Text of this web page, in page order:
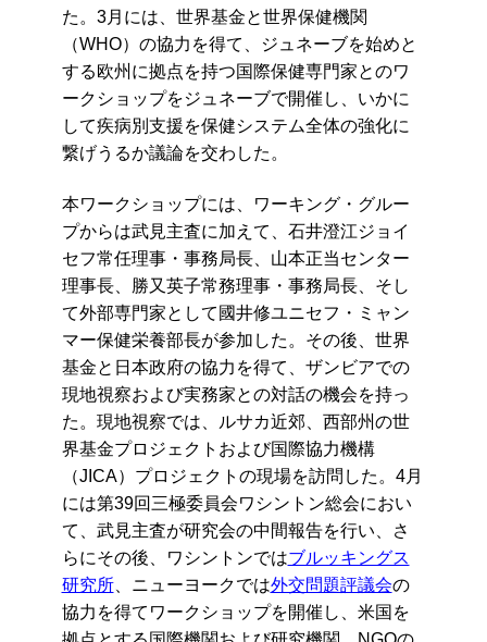
た。3月には、世界基金と世界保健機関
（WHO）の協力を得て、ジュネーブを始めと
する欧州に拠点を持つ国際保健専門家とのワ
ークショップをジュネーブで開催し、いかに
して疾病別支援を保健システム全体の強化に
繋げうるか議論を交わした。
本ワークショップには、ワーキング・グルー
プからは武見主査に加えて、石井澄江ジョイ
セフ常任理事・事務局長、山本正当センター
理事長、勝又英子常務理事・事務局長、そし
て外部専門家として國井修ユニセフ・ミャン
マー保健栄養部長が参加した。その後、世界
基金と日本政府の協力を得て、ザンビアでの
現地視察および実務家との対話の機会を持っ
た。現地視察では、ルサカ近郊、西部州の世
界基金プロジェクトおよび国際協力機構
（JICA）プロジェクトの現場を訪問した。4月
には第39回三極委員会ワシントン総会におい
て、武見主査が研究会の中間報告を行い、さ
らにその後、ワシントンではブルッキングス
研究所、ニューヨークでは外交問題評議会の
協力を得てワークショップを開催し、米国を